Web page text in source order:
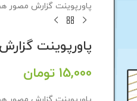
پاورپوینت گزارش مصور
پاورپوینت
15,000 تومان